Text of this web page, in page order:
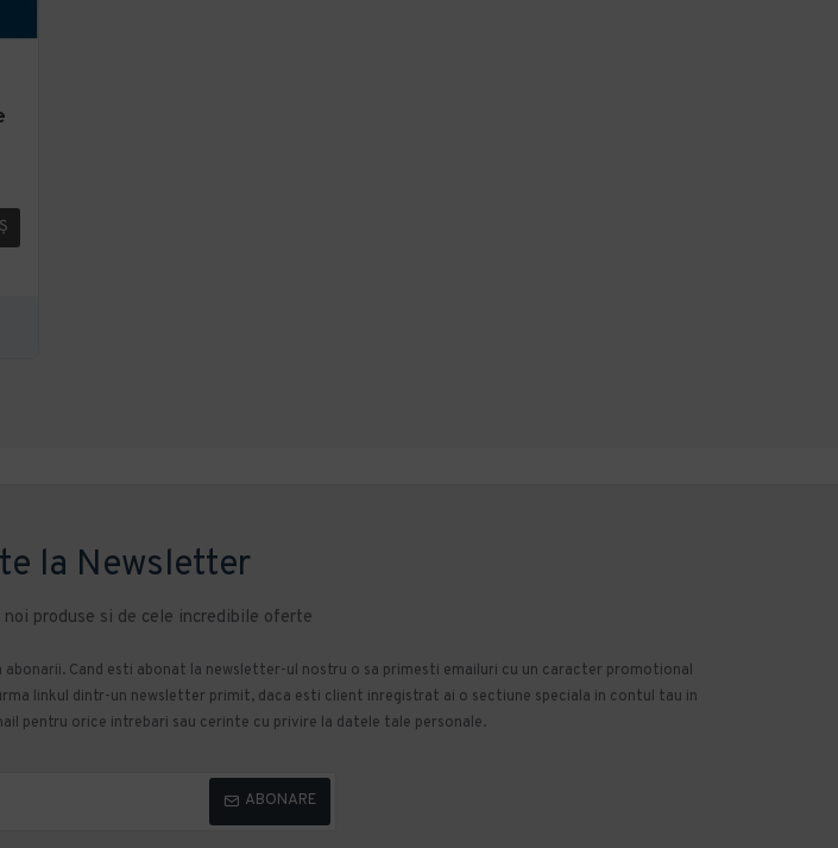
la Newsletter
produse si de cele incredibile oferte
Cand esti abonat la newsletter-ul nostru o sa primesti emailuri cu un caracter promotional
linkul dintr-un newsletter primit, daca esti client inregistrat ai o sectiune speciala in contul tau in
pentru orice intrebari sau cerinte cu privire la datele tale personale.
ABONARE